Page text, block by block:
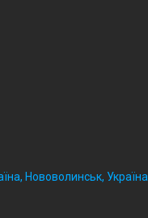
Нововолинськ, Україна